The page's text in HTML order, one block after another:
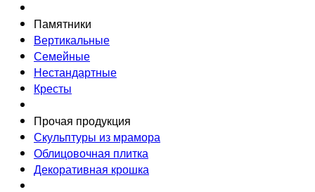
Памятники
Вертикальные
Семейные
Нестандартные
Кресты
Прочая продукция
Скульптуры из мрамора
Облицовочная плитка
Декоративная крошка